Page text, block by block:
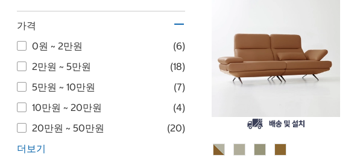
가격
0원 ~ 2만원
(6)
2만원 ~ 5만원
(18)
5만원 ~ 10만원
(7)
10만원 ~ 20만원
(4)
20만원 ~ 50만원
(20)
더보기